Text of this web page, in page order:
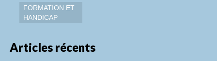
FORMATION ET
HANDICAP
Articles récents